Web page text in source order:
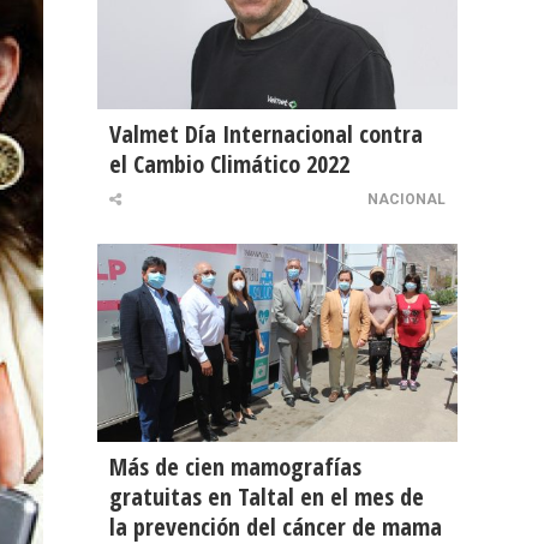
Valmet Día Internacional contra
el Cambio Climático 2022
NACIONAL
Más de cien mamografías
gratuitas en Taltal en el mes de
la prevención del cáncer de mama